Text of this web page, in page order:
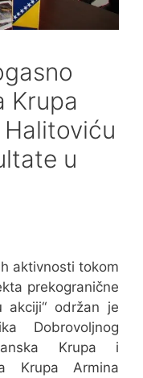
Krupa
u
aktivnosti tokom
prekogranične
akciji“ održan je
Dobrovoljnog
Krupa i
Krupa Armina